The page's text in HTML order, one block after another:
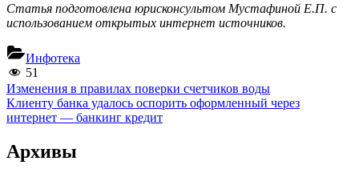
Статья подготовлена юрисконсультом Мустафиной Е.П. с
использованием открытых интернет источников.
Инфотека
51
Навигация
по
Previous
Post:
Изменения в правилах поверки счетчиков воды
Next
Post:
Клиенту банка удалось оспорить оформленный через
интернет — банкинг кредит
Архивы